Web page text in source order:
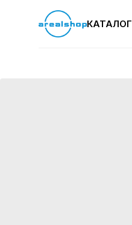
КАТАЛОГ